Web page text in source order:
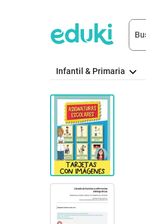
Infantil & Primaria